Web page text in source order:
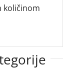
količinom